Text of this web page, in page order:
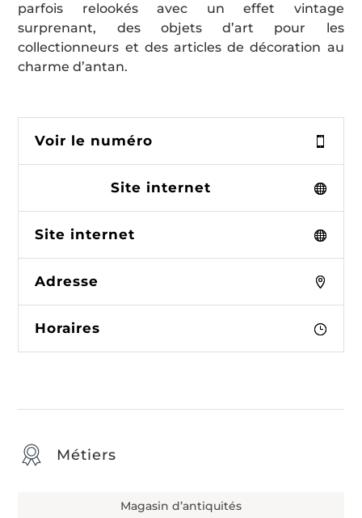
parfois relookés avec un effet vintage
surprenant, des objets d’art pour les
collectionneurs et des articles de décoration au
charme d’antan.
Voir le numéro
Site internet
Site internet
Adresse
Horaires
Métiers
Magasin d’antiquités